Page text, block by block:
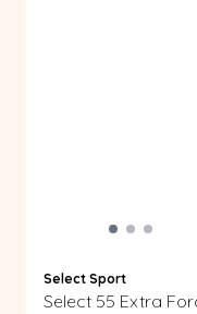
Select Sport
Select 55 Extra